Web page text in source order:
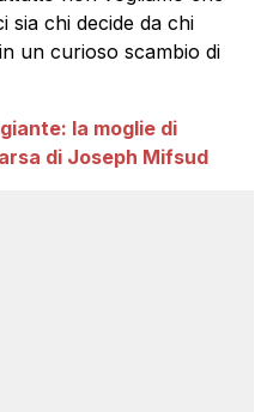
sia chi decide da chi
un curioso scambio di
la moglie di
di Joseph Mifsud